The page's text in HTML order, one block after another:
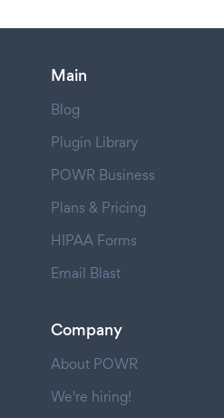
Main
Blog
Plugin Library
POWR Business
Plans & Pricing
HIPAA Forms
Email Blast
Company
About POWR
We're hiring!